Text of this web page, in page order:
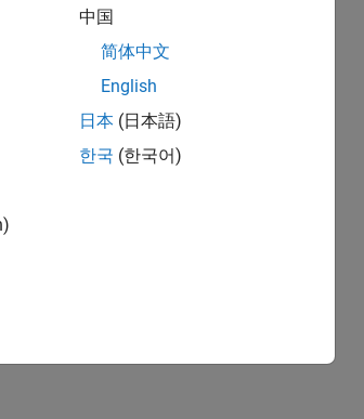
中国
简体中文
English
日本 (日本語)
한국 (한국어)